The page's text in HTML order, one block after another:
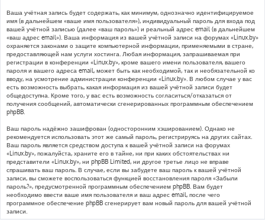
Ваша учётная запись будет содержать, как минимум, однозначно идентифицируемое
имя (в дальнейшем «ваше имя пользователя»), индивидуальный пароль для входа под
вашей учётной записью (далее «ваш пароль») и реальный адрес email (в дальнейшем
«ваш адрес email»). Ваша информация из вашей учётной записи на форумах «Linux.by»
охраняется законами о защите компьютерной информации, применяемыми в стране,
предоставляющей нам услуги хостинга. Любая информация, запрашиваемая при
регистрации в конференции «Linux.by», кроме вашего имени пользователя, вашего
пароля и вашего адреса email, может быть как необходимой, так и необязательной ко
вводу, на усмотрение администрации конференции «Linux.by». В любом случае у вас
есть возможность выбрать, какая информация из вашей учётной записи будет
общедоступна. Кроме того, у вас есть возможность согласиться/отказаться от
получения сообщений, автоматически сгенерированных программным обеспечением
phpBB.
Ваш пароль надёжно зашифрован (односторонним хэшированием). Однако не
рекомендуется использовать этот же самый пароль, регистрируясь на других сайтах.
Ваш пароль является средством доступа к вашей учётной записи на форумах
«Linux.by», пожалуйста, храните его в тайне, ни при каких обстоятельствах ни
представители «Linux.by», ни phpBB Limited, ни другое третье лицо не вправе
спрашивать ваш пароль. В случае, если вы забудете ваш пароль к вашей учётной
записи, вы сможете воспользоваться функцией восстановления пароля «Забыли
пароль?», предусмотренной программным обеспечением phpBB. Вам будет
необходимо ввести ваше имя пользователя и ваш адрес email, после чего
программное обеспечение phpBB сгенерирует вам новый пароль для вашей учётной
записи.